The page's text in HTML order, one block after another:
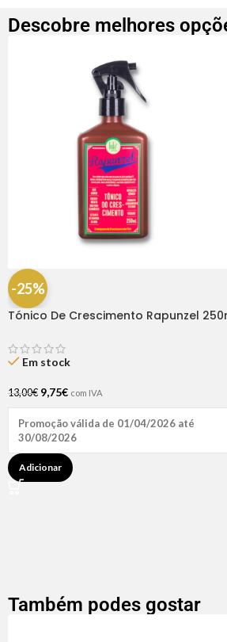
Descobre melhores
-25%
Tónico De Crescimento Rapunzel
Em stock
13,00€ 9,75€ com IVA
Promoção válida de 01/04/2026 até
30/08/2026
Adicionar
Também podes gostar